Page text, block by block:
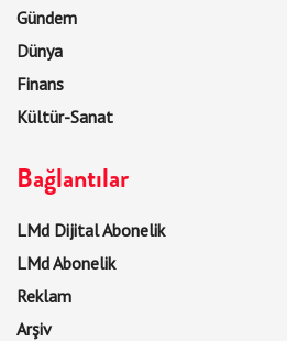
Gündem
Dünya
Finans
Kültür-Sanat
Bağlantılar
LMd Dijital Abonelik
LMd Abonelik
Reklam
Arşiv